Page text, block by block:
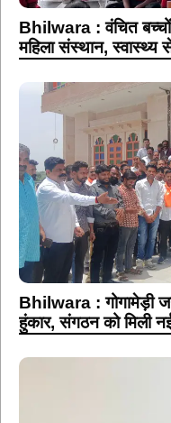
Bhilwara : वंचित
महिला संस्थान, स्वास्थ्य
Bhilwara : गोगामेड़ी
हुंकार, संगठन को मिली